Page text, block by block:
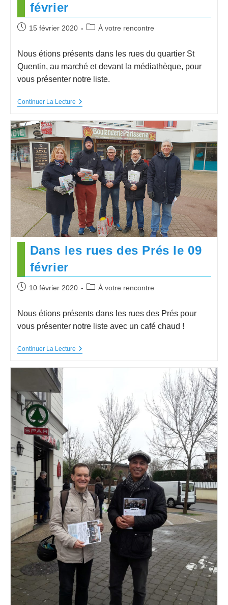
février
15 février 2020 À votre rencontre
Nous étions présents dans les rues du quartier St
Quentin, au marché et devant la médiathèque, pour
vous présenter notre liste.
Continuer La Lecture
Dans les rues des Prés le 09
février
10 février 2020 À votre rencontre
Nous étions présents dans les rues des Prés pour
vous présenter notre liste avec un café chaud !
Continuer La Lecture